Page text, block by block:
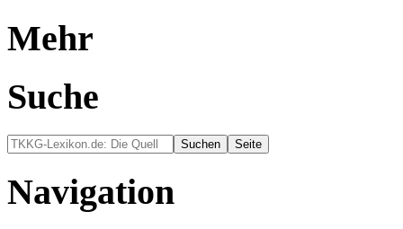
Mehr
Suche
Navigation